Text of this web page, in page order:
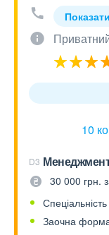
10
D3
30 000 грн.
Заочна